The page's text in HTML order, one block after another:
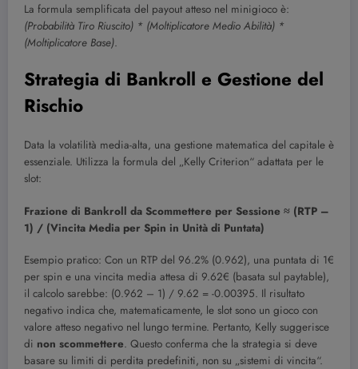
La formula semplificata del payout atteso nel minigioco è:
(Probabilità Tiro Riuscito) * (Moltiplicatore Medio Abilità) *
(Moltiplicatore Base).
Strategia di Bankroll e Gestione del
Rischio
Data la volatilità media-alta, una gestione matematica del capitale è
essenziale. Utilizza la formula del „Kelly Criterion“ adattata per le
slot:
Frazione di Bankroll da Scommettere per Sessione ≈ (RTP –
1) / (Vincita Media per Spin in Unità di Puntata)
Esempio pratico: Con un RTP del 96.2% (0.962), una puntata di 1€
per spin e una vincita media attesa di 9.62€ (basata sul paytable),
il calcolo sarebbe: (0.962 – 1) / 9.62 = -0.00395. Il risultato
negativo indica che, matematicamente, le slot sono un gioco con
valore atteso negativo nel lungo termine. Pertanto, Kelly suggerisce
di non scommettere. Questo conferma che la strategia si deve
basare su limiti di perdita predefiniti, non su „sistemi di vincita“.